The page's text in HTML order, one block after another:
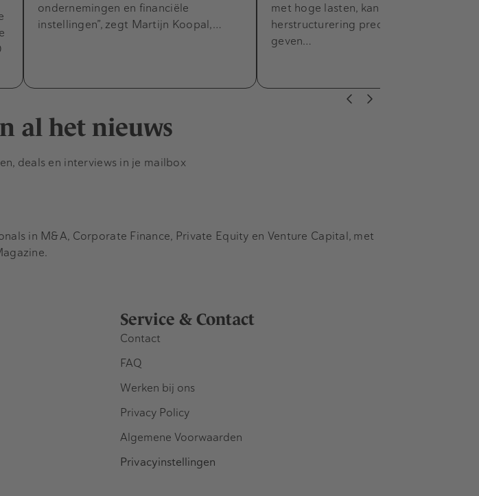
ondernemingen en financiële
instellingen”, zegt Martijn Koopal,…
met hoge lasten, kan een
herstructurering precies de lucht
geven…
al het nieuws
deals en interviews in je mailbox
Service & Contact
Contact
FAQ
Werken bij ons
Privacy Policy
Algemene Voorwaarden
Privacyinstellingen
in M&A, Corporate Finance, Private Equity en Venture Capital, met